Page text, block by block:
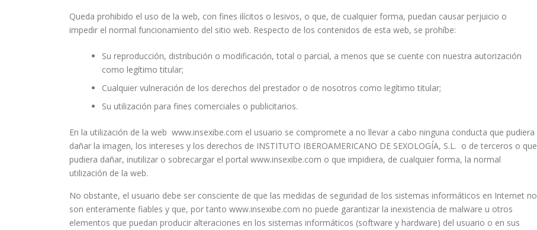
Queda prohibido el uso de la web, con fines ilícitos o lesivos, o que, de cualquier forma, puedan causar perjuicio o
impedir el normal funcionamiento del sitio web. Respecto de los contenidos de esta web, se prohíbe:
Su reproducción, distribución o modificación, total o parcial, a menos que se cuente con nuestra autorización
como legítimo titular;
Cualquier vulneración de los derechos del prestador o de nosotros como legítimo titular;
Su utilización para fines comerciales o publicitarios.
En la utilización de la web www.insexibe.com el usuario se compromete a no llevar a cabo ninguna conducta que pudiera
dañar la imagen, los intereses y los derechos de INSTITUTO IBEROAMERICANO DE SEXOLOGÍA, S.L. o de terceros o que
pudiera dañar, inutilizar o sobrecargar el portal www.insexibe.com o que impidiera, de cualquier forma, la normal
utilización de la web.
No obstante, el usuario debe ser consciente de que las medidas de seguridad de los sistemas informáticos en Internet no
son enteramente fiables y que, por tanto www.insexibe.com no puede garantizar la inexistencia de malware u otros
elementos que puedan producir alteraciones en los sistemas informáticos (software y hardware) del usuario o en sus